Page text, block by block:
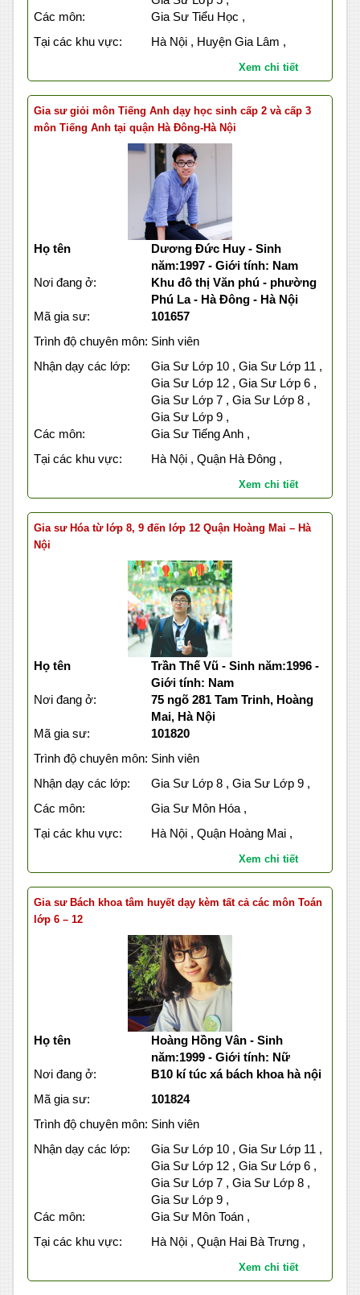
Các môn:
Gia Sư Tiểu Học ,
Tại các khu vực:
Hà Nội , Huyện Gia Lâm ,
Xem chi tiết
Gia sư giỏi môn Tiếng Anh dạy học sinh cấp 2 và cấp 3
môn Tiếng Anh tại quận Hà Đông-Hà Nội
Họ tên
Dương Đức Huy - Sinh
năm:1997 - Giới tính: Nam
Nơi đang ở:
Khu đô thị Văn phú - phường
Phú La - Hà Đông - Hà Nội
Mã gia sư:
101657
Trình độ chuyên môn: Sinh viên
Nhận dạy các lớp:
Gia Sư Lớp 10 , Gia Sư Lớp 11 ,
Gia Sư Lớp 12 , Gia Sư Lớp 6 ,
Gia Sư Lớp 7 , Gia Sư Lớp 8 ,
Gia Sư Lớp 9 ,
Các môn:
Gia Sư Tiếng Anh ,
Tại các khu vực:
Hà Nội , Quận Hà Đông ,
Xem chi tiết
Gia sư Hóa từ lớp 8, 9 đến lớp 12 Quận Hoàng Mai – Hà
Nội
Họ tên
Trần Thế Vũ - Sinh năm:1996 -
Giới tính: Nam
Nơi đang ở:
75 ngõ 281 Tam Trinh, Hoàng
Mai, Hà Nội
Mã gia sư:
101820
Trình độ chuyên môn: Sinh viên
Nhận dạy các lớp:
Gia Sư Lớp 8 , Gia Sư Lớp 9 ,
Các môn:
Gia Sư Môn Hóa ,
Tại các khu vực:
Hà Nội , Quận Hoàng Mai ,
Xem chi tiết
Gia sư Bách khoa tâm huyết dạy kèm tất cả các môn Toán
lớp 6 – 12
Họ tên
Hoàng Hồng Vân - Sinh
năm:1999 - Giới tính: Nữ
Nơi đang ở:
B10 kí túc xá bách khoa hà nội
Mã gia sư:
101824
Trình độ chuyên môn: Sinh viên
Nhận dạy các lớp:
Gia Sư Lớp 10 , Gia Sư Lớp 11 ,
Gia Sư Lớp 12 , Gia Sư Lớp 6 ,
Gia Sư Lớp 7 , Gia Sư Lớp 8 ,
Gia Sư Lớp 9 ,
Các môn:
Gia Sư Môn Toán ,
Tại các khu vực:
Hà Nội , Quận Hai Bà Trưng ,
Xem chi tiết